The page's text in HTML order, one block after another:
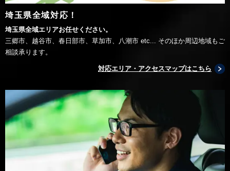
埼玉県全域対応！
埼玉県全域エリアお任せください。
三郷市、越谷市、春日部市、草加市、八潮市 etc... そのほか周辺地域もご
相談承ります。
対応エリア・アクセスマップはこちら